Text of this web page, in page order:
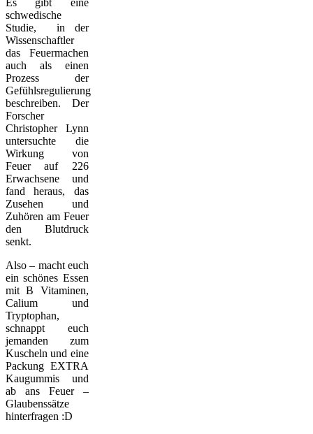
Es gibt eine
schwedische
Studie, in der
Wissenschaftler
das Feuermachen
auch als einen
Prozess der
Gefühlsregulierung
beschreiben. Der
Forscher
Christopher Lynn
untersuchte die
Wirkung von
Feuer auf 226
Erwachsene und
fand heraus, das
Zusehen und
Zuhören am Feuer
den Blutdruck
senkt.
Also – macht euch
ein schönes Essen
mit B Vitaminen,
Calium und
Tryptophan,
schnappt euch
jemanden zum
Kuscheln und eine
Packung EXTRA
Kaugummis und
ab ans Feuer –
Glaubenssätze
hinterfragen :D